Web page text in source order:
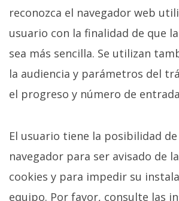
reconozca el navegador web
usuario con la finalidad de que
sea más sencilla. Se utilizan
la audiencia y parámetros del
el progreso y número de
El usuario tiene la posibilidad
navegador para ser avisado de
cookies y para impedir su
equipo. Por favor, consulte las